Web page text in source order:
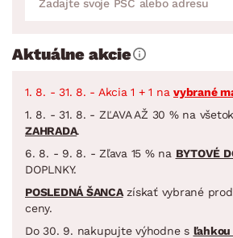
Aktuálne akcie
1. 8. - 31. 8. - Akcia 1 + 1 na vybrané
1. 8. - 31. 8. - ZĽAVA AŽ 30 % na
ZAHRADA.
6. 8. - 9. 8. - Zľava 15 % na BYTOVÉ
DOPLNKY.
POSLEDNÁ ŠANCAzískať vybrané
ceny.
Do 30. 9. nakupujte výhodne s